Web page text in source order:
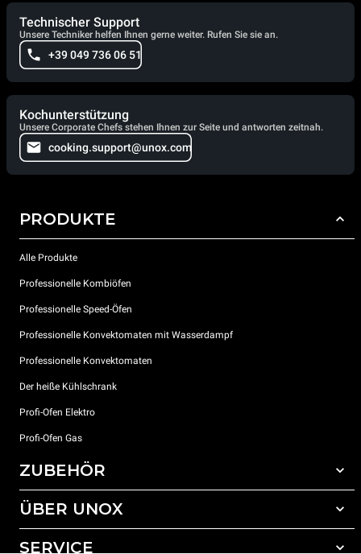
Technischer Support
Unsere Techniker helfen Ihnen gerne weiter. Rufen Sie sie an.
+39 049 736 06 51
Kochunterstützung
Unsere Corporate Chefs stehen Ihnen zur Seite und antworten zeitnah.
cooking.support@unox.com
PRODUKTE
Alle Produkte
Professionelle Kombiöfen
Professionelle Speed-Öfen
Professionelle Konvektomaten mit Wasserdampf
Professionelle Konvektomaten
Der heiße Kühlschrank
Profi-Ofen Elektro
Profi-Ofen Gas
ZUBEHÖR
Gesamtes Zubehör
ÜBER UNOX
Unsere Standorte weltweit
SERVICE